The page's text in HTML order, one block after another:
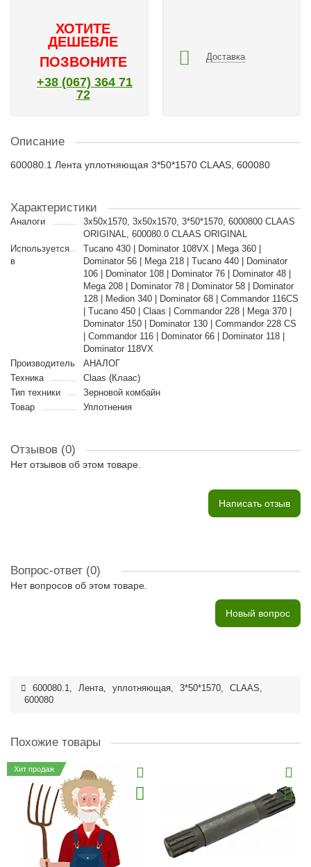
ХОТИТЕ
ДЕШЕВЛЕ
ПОЗВОНИТЕ
+38 (067) 364 71
72
Доставка
Описание
600080.1 Лента уплотняющая 3*50*1570 CLAAS, 600080
Характеристики
Аналоги
3x50x1570, 3х50х1570, 3*50*1570, 6000800 CLAAS
ORIGINAL, 600080.0 CLAAS ORIGINAL
Используется
в
Tucano 430 | Dominator 108VX | Mega 360 |
Dominator 56 | Mega 218 | Tucano 440 | Dominator
106 | Dominator 108 | Dominator 76 | Dominator 48 |
Mega 208 | Dominator 78 | Dominator 58 | Dominator
128 | Medion 340 | Dominator 68 | Commandor 116CS
| Tucano 450 | Claas | Commandor 228 | Mega 370 |
Dominator 150 | Dominator 130 | Commandor 228 CS
| Commandor 116 | Dominator 66 | Dominator 118 |
Dominator 118VX
Производитель
АНАЛОГ
Техника
Claas (Клаас)
Тип техники
Зерновой комбайн
Товар
Уплотнения
Отзывов (0)
Нет отзывов об этом товаре.
Написать отзыв
Вопрос-ответ (0)
Нет вопросов об этом товаре.
Новый вопрос
600080.1, Лента, уплотняющая, 3*50*1570, CLAAS,
600080
Похожие товары
Хит продаж